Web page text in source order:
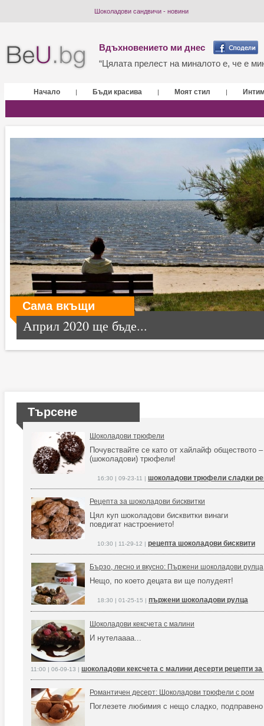
Шоколадови сандвичи - новини
Вдъхновението ми днес
“Цялата прелест на миналото е, че е
Начало | Бъди красива | Моят стил |
Сама вкъщи
Април 2020 ще бъде...
Търсене
Шоколадови трюфели
Почувствайте се като от хайлайф обществото
(шоколадови) трюфели!
16:30 | 09-23-11 | шоколадови трюфели сладки
Рецепта за шоколадови бисквитки
Цял куп шоколадови бисквитки винаги
повдигат настроението!
10:30 | 11-29-12 | рецепта шоколадови бисквити
Бързо, лесно и вкусно: Пържени шоколадови рулца
Нещо, по което децата ви ще полудеят!
18:30 | 01-25-15 | пържени шоколадови рулца
Шоколадови кексчета с малини
И нутелаааа...
11:00 | 06-09-13 | шоколадови кексчета с малини десерти рецепти за
Романтичен десерт: Шоколадови трюфели с ром
Поглезете любимия с нещо сладко,